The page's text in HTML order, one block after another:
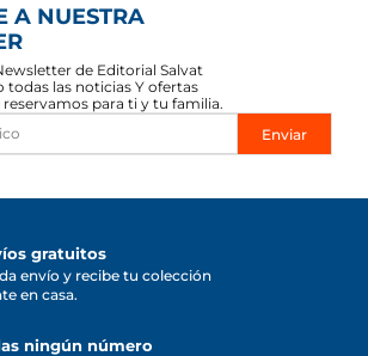
A NUESTRA
de Editorial Salvat
todas las noticias Y ofertas
para ti y tu familia.
Enviar
gratuitos
envío y recibe tu colección
en casa.
ningún número